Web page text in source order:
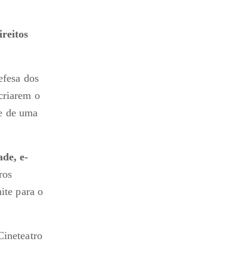
dos
o
de uma
e-
para o